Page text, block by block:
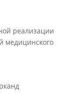
реализации
медицинского